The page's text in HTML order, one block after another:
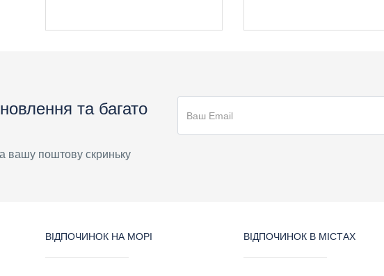
та багато
вашу поштову скриньку
ВІДПОЧИНОК НА МОРІ ВІДПОЧИНОК В МІСТАХ